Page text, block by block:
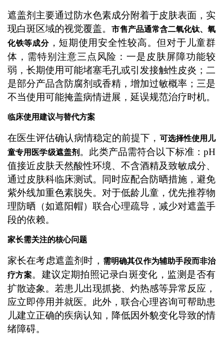
遮盖剂主要通过防水色素成分附着于皮肤表面，实
现白斑区域的视觉覆盖。市售产品通常含二氧化钛、氧
化铁等成分，短期使用安全性较高。但对于儿童群
体，需特别注意三点风险：一是皮肤屏障功能较
弱，长期使用可能堵塞毛孔或引发接触性皮炎；二
是部分产品含防腐剂或香精，增加过敏概率；三是
不当使用可能掩盖病情进展，延误规范治疗时机。
临床使用建议与替代方案
在医生评估确认病情稳定的前提下， 可选择性使用儿
童专用医学级遮盖剂 。此类产品需符合以下标准：pH
值接近皮肤天然酸性环境、不含酒精及致敏成分、
通过皮肤科临床测试。同时应配合防晒措施，避免
紫外线加重色素脱失。对于低龄儿童，优先推荐物
理防晒（如遮阳帽）联合心理疏导，减少对遮盖手
段的依赖。
家长需关注的核心问题
家长在考虑遮盖剂时， 需明确其仅作为辅助手段而非治
疗方案。建议定期拍照记录白斑变化，监测是否有
扩散迹象。若患儿出现抓挠、灼热感等异常反应，
应立即停用并就医。此外，联合心理咨询可帮助患
儿建立正确的疾病认知，降低因外貌变化导致的情
绪障碍。